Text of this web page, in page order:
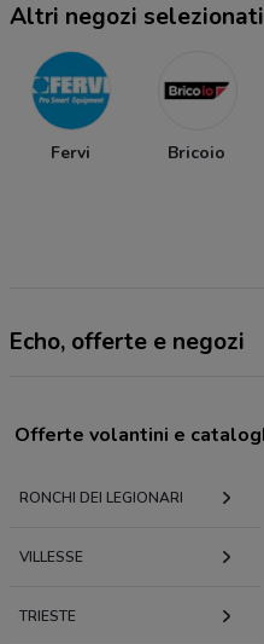
Altri negozi
Fervi Bricoio
Echo, offerte e negozi
Offerte volantini e
RONCHI DEI LEGIONARI
VILLESSE
TRIESTE